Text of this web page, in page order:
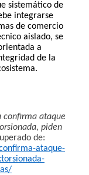
sistemático de
integrarse
de comercio
aislado, se
a
de la
confirma ataque
piden
de:
ataque-